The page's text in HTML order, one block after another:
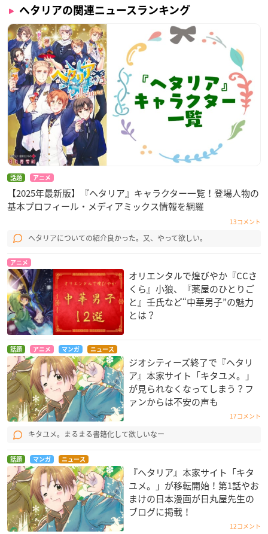
豪華盤B CD1枚組+【アニメ描き下ろしちびキャライラストのド
イツ・イギリス・中国】
ミニアクリルキーホルダー3種同梱
豪華盤C CD1枚組+【アニメ描き下ろしちびキャライラストの日
本・フランス・ロシア】
ミニアクリルキーホルダー3種同梱
【価格】
通常盤 1,650円(税込)
豪華盤A 2,750円(税込)
豪華盤B 2,750円(税込)
豪華盤C 2,750円(税込)
【発売元】
株式会社フロンティアワークス
【販売元】
【店舗特典】
アニメイト早期予約特典：L判ブロマイド(特典ちびキャライラ
スト使用)
※ブロマイドの絵柄は豪華盤A〜C・通常盤全て共通です。
※ちびキャライラストは豪華盤A〜Cの特典用イラストと共通で
す。
アニメイト店舗特典：L判ブロマイド(ジャケットイラスト使用)
※ジャケットイラストは豪華盤A〜C・通常盤全て共通です。
※通常盤・豪華盤A・豪華盤B・豪華盤C、すべての形態が対象
となります。
※特典には数に限りがございますので、無くなり次第終了とさ
せていただきます。ご了承ください。
※詳細は各対象店舗にてご確認ください。
作品概要
ヘタリアの関連ニュースランキング
話題 アニメ
【2025年最新版】『ヘタリア』キャラクター一覧！登場人物の
基本プロフィール・メディアミックス情報を網羅
13コメント
ヘタリアについての紹介良かった。又、やって欲しい。
アニメ
オリエンタルで煌びやか『CCさ
くら』小狼、『薬屋のひとりご
と』壬氏など“中華男子”の魅力
とは？
話題 アニメ マンガ ニュース
ジオシティーズ終了で『ヘタリ
ア』本家サイト「キタユメ。」
が見られなくなってしまう？フ
ァンからは不安の声も
17コメント
キタユメ。まるまる書籍化して欲しいなー
話題 マンガ ニュース
『ヘタリア』本家サイト「キタ
ユメ。」が移転開始！第1話やお
まけの日本漫画が日丸屋先生の
ブログに掲載！
12コメント